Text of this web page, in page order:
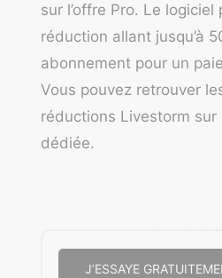
sur l’offre Pro. Le logiciel
réduction allant jusqu’à
abonnement pour un
Vous pouvez retrouver
réductions Livestorm sur
dédiée.
J’ESSAYE